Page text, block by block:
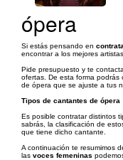
ópera
Si estás pensando en
encontrar a los mejores
Pide presupuesto y te
ofertas. De esta forma podrás
de ópera que se ajuste a tus
Tipos de cantantes de ópera
Es posible contratar distintos
sabrás, la clasificación de
que tiene dicho cantante.
A continuación te resumimos
las voces femeninas